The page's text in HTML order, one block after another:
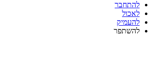
להתחבר
לאכול
להעמיק
להשתפר